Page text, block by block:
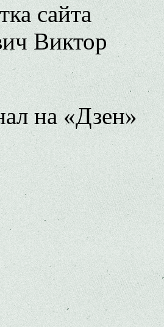
сайта
Виктор
на «Дзен»